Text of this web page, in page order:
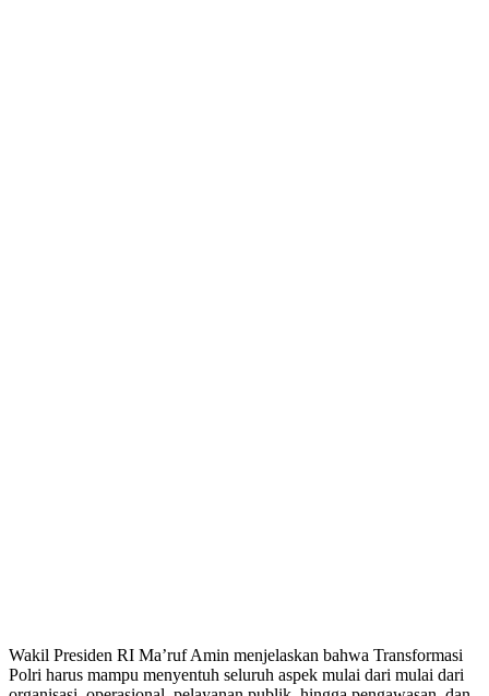
Wakil Presiden RI Ma’ruf Amin menjelaskan bahwa Transformasi
Polri harus mampu menyentuh seluruh aspek mulai dari mulai dari